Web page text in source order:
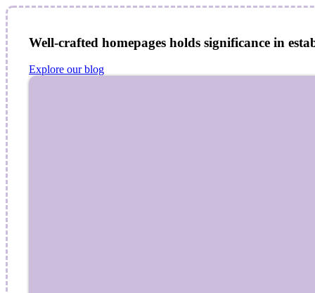
Well-crafted homepages holds significance in
Explore our blog